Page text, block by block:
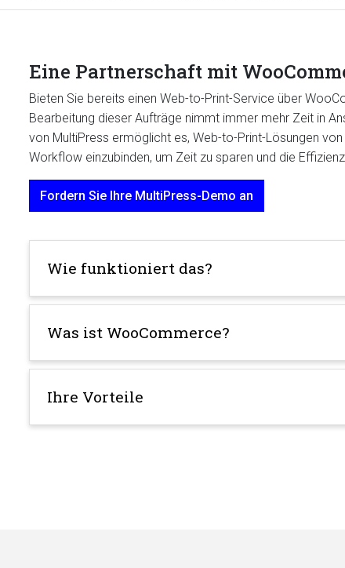
Eine Partnerschaft mit
Bieten Sie bereits einen Web-to-Print-Service über
Bearbeitung dieser Aufträge nimmt immer mehr Zeit in
von MultiPress ermöglicht es, Web-to-Print-Lösungen
Workflow einzubinden, um Zeit zu sparen und die
Fordern Sie Ihre MultiPress-Demo an
Wie funktioniert das?
Was ist WooCommerce?
Ihre Vorteile